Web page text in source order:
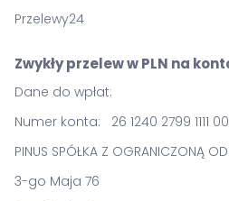
Przelewy24
Zwykły przelew w PLN na
Dane do wpłat:
Numer konta: 26 1240 2799 1111
PINUS SPÓŁKA Z OGRANICZONĄ
3-go Maja 76